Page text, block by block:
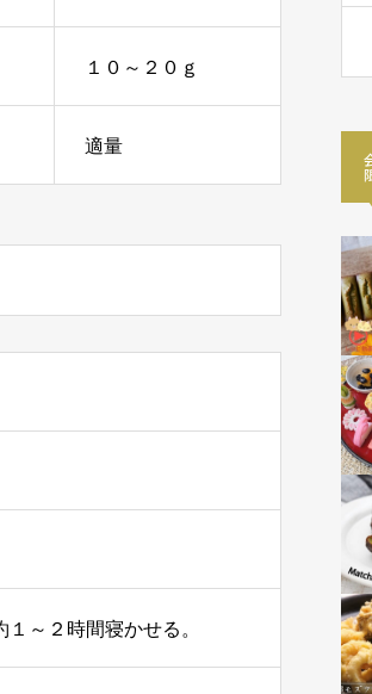
１０～２０ｇ
適量
～２時間寝かせる。